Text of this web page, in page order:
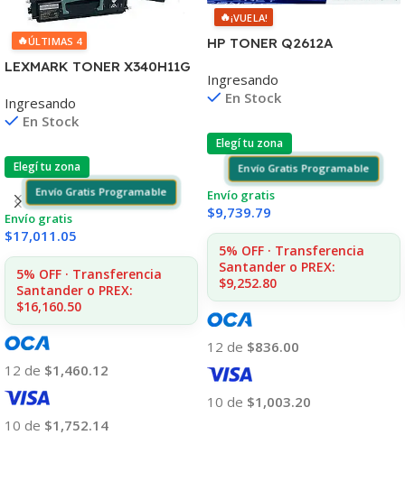
🔥ÚLTIMAS 4
LEXMARK TONER X340H11G
CP
Ingresando
En Stock
Elegí tu zona
Envío Gratis Programable
Envío gratis
$17,011.05
5% OFF · Transferencia
Santander o PREX:
$16,160.50
12 de $1,460.12
10 de $1,752.14
🔥¡VUELA!
HP TONER Q2612A
3015/30/50 MFC1005/1319
Ingresando
En Stock
Elegí tu zona
Envío Gratis Programable
Envío gratis
$9,739.79
5% OFF · Transferencia
Santander o PREX:
$9,252.80
12 de $836.00
10 de $1,003.20